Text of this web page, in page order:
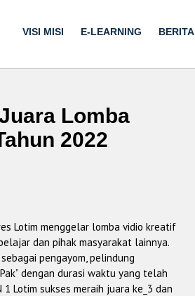
VISI MISI E-LEARNING BERITA
Lomba
2022
Lotim menggelar lomba vidio kreatif
dan pihak masyarakat lainnya.
pengayom, pelindung
dengan durasi waktu yang telah
Lotim sukses meraih juara ke_3 dan